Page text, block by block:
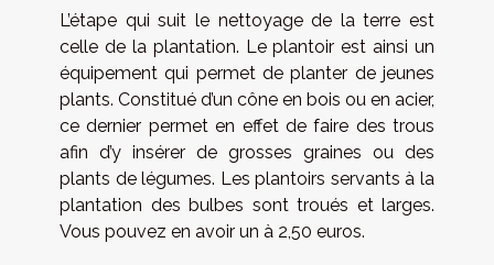
L’étape qui suit le nettoyage de la terre est
celle de la plantation. Le plantoir est ainsi un
équipement qui permet de planter de jeunes
plants. Constitué d’un cône en bois ou en acier,
ce dernier permet en effet de faire des trous
afin d’y insérer de grosses graines ou des
plants de légumes. Les plantoirs servants à la
plantation des bulbes sont troués et larges.
Vous pouvez en avoir un à 2,50 euros.